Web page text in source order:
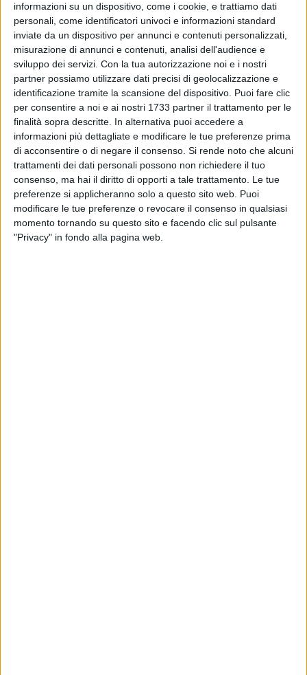
informazioni su un dispositivo, come i cookie, e trattiamo dati
personali, come identificatori univoci e informazioni standard
inviate da un dispositivo per annunci e contenuti personalizzati,
misurazione di annunci e contenuti, analisi dell'audience e
sviluppo dei servizi. Con la tua autorizzazione noi e i nostri
partner possiamo utilizzare dati precisi di geolocalizzazione e
identificazione tramite la scansione del dispositivo. Puoi fare clic
per consentire a noi e ai nostri 1733 partner il trattamento per le
finalità sopra descritte. In alternativa puoi accedere a
informazioni più dettagliate e modificare le tue preferenze prima
di acconsentire o di negare il consenso. Si rende noto che alcuni
trattamenti dei dati personali possono non richiedere il tuo
consenso, ma hai il diritto di opporti a tale trattamento. Le tue
preferenze si applicheranno solo a questo sito web. Puoi
modificare le tue preferenze o revocare il consenso in qualsiasi
momento tornando su questo sito e facendo clic sul pulsante
"Privacy" in fondo alla pagina web.
per altri significativi titoli regionali e per la partecipazione ai
campionati italiani di tiro con l'arco indoor - e una medaglia
di bronzo con Alessio Spadaro nella specialità "arco
compound senior".
Inoltre, domenica 26 maggio scenderanno sul campo di
Veglie, in provincia di Lecce, le giovanissime Giulia Lotti di
11 anni, Miriana Santoro di 12 anni e Aurora Cilli di 10 anni,
nella specialità "arco olimpico", quale ultima gara di qualifica
per la fase nazionale del trofeo "Pinocchio"; in caso di
qualifica, le giovani atlete figureranno quali uniche
rappresentanti della Regione Puglia sia per il trofeo
"Pinocchio" sia per la Fase Nazionale del Trofeo Coni, che si
disputeranno presso la medesima location domenica 2
giugno.